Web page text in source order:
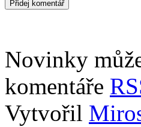
Novinky
komentáře
Vytvořil